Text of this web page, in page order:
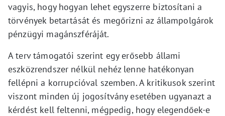
vagyis, hogy hogyan lehet egyszerre biztosítani a
törvények betartását és megőrizni az állampolgárok
pénzügyi magánszféráját.
A terv támogatói szerint egy erősebb állami
eszközrendszer nélkül nehéz lenne hatékonyan
fellépni a korrupcióval szemben. A kritikusok szerint
viszont minden új jogosítvány esetében ugyanazt a
kérdést kell feltenni, mégpedig, hogy elegendőek-e